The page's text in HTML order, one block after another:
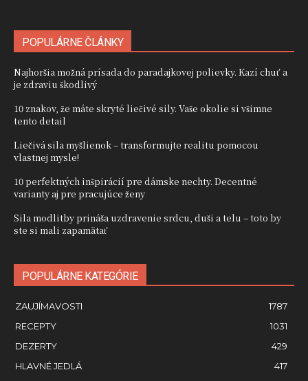
POPULÁRNE ČLÁNKY
Najhoršia možná prísada do paradajkovej polievky. Kazí chuť a
je zdraviu škodlivý
10 znakov, že máte skryté liečivé sily. Vaše okolie si všimne
tento detail
Liečivá sila myšlienok – transformujte realitu pomocou
vlastnej mysle!
10 perfektných inšpirácií pre dámske nechty. Decentné
varianty aj pre pracujúce ženy
Sila modlitby prináša uzdravenie srdcu, duši a telu – toto by
ste si mali zapamätať
POPULÁRNE KATEGÓRIE
ZAUJÍMAVOSTI
1787
RECEPTY
1031
DEZERTY
429
HLAVNÉ JEDLÁ
417